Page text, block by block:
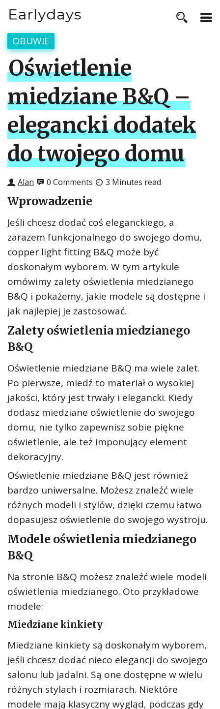
OBUWIE
Oświetlenie
miedziane B&Q –
elegancki dodatek
do twojego domu
Alan 0 Comments 3 Minutes read
Wprowadzenie
Jeśli chcesz dodać coś eleganckiego, a
zarazem funkcjonalnego do swojego domu,
copper light fitting B&Q może być
doskonałym wyborem. W tym artykule
omówimy zalety oświetlenia miedzianego
B&Q i pokażemy, jakie modele są dostępne i
jak najlepiej je zastosować.
Zalety oświetlenia miedzianego
B&Q
Oświetlenie miedziane B&Q ma wiele zalet.
Po pierwsze, miedź to materiał o wysokiej
jakości, który jest trwały i elegancki. Kiedy
dodasz miedziane oświetlenie do swojego
domu, nie tylko zapewnisz sobie piękne
oświetlenie, ale też imponujący element
dekoracyjny.
Oświetlenie miedziane B&Q jest również
bardzo uniwersalne. Możesz znaleźć wiele
różnych modeli i stylów, dzięki czemu łatwo
dopasujesz oświetlenie do swojego wystroju.
Modele oświetlenia miedzianego
B&Q
Na stronie B&Q możesz znaleźć wiele modeli
oświetlenia miedzianego. Oto przykładowe
modele:
Miedziane kinkiety
Miedziane kinkiety są doskonałym wyborem,
jeśli chcesz dodać nieco elegancji do swojego
salonu lub jadalni. Są one dostępne w wielu
różnych stylach i rozmiarach. Niektóre
modele mają klasyczny wygląd, podczas gdy